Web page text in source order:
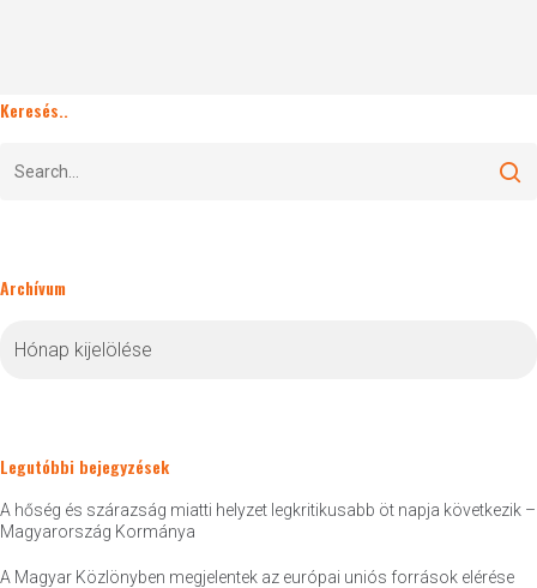
Keresés..
Archívum
Legutóbbi bejegyzések
A hőség és szárazság miatti helyzet legkritikusabb öt napja következik –
Magyarország Kormánya
A Magyar Közlönyben megjelentek az európai uniós források elérése